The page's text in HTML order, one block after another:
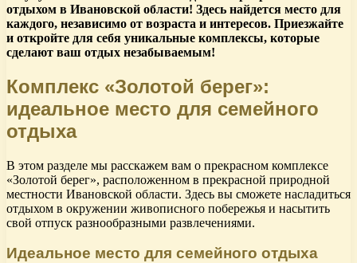
отдыхом в Ивановской области! Здесь найдется место для
каждого, независимо от возраста и интересов. Приезжайте
и откройте для себя уникальные комплексы, которые
сделают ваш отдых незабываемым!
Комплекс «Золотой берег»:
идеальное место для семейного
отдыха
В этом разделе мы расскажем вам о прекрасном комплексе
«Золотой берег», расположенном в прекрасной природной
местности Ивановской области. Здесь вы сможете насладиться
отдыхом в окружении живописного побережья и насытить
свой отпуск разнообразными развлечениями.
Идеальное место для семейного отдыха